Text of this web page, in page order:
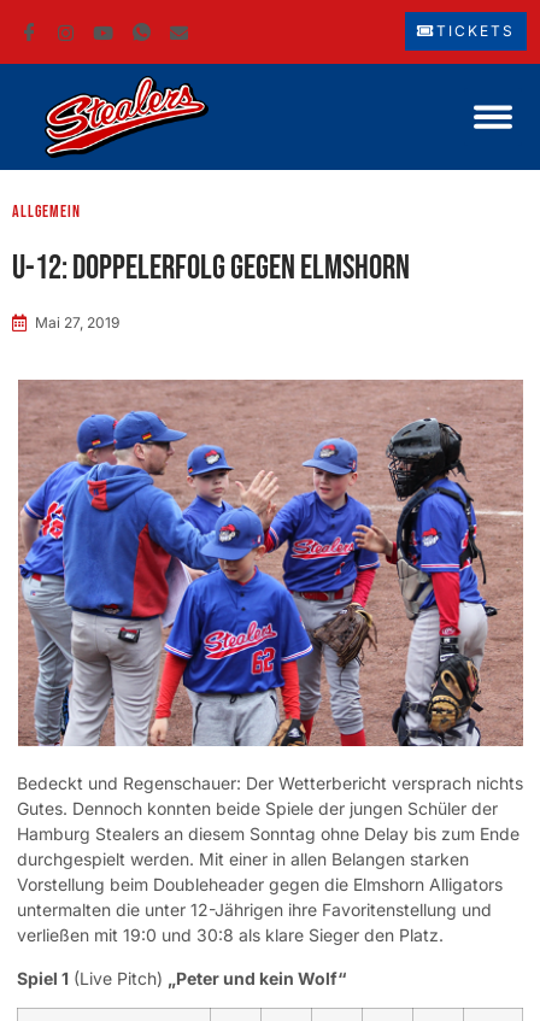
TICKETS
Allgemein
U-12: Doppelerfolg gegen Elmshorn
Mai 27, 2019
Bedeckt und Regenschauer: Der Wetterbericht versprach nichts
Gutes. Dennoch konnten beide Spiele der jungen Schüler der
Hamburg Stealers an diesem Sonntag ohne Delay bis zum Ende
durchgespielt werden. Mit einer in allen Belangen starken
Vorstellung beim Doubleheader gegen die Elmshorn Alligators
untermalten die unter 12-Jährigen ihre Favoritenstellung und
verließen mit 19:0 und 30:8 als klare Sieger den Platz.
Spiel 1 (Live Pitch) „Peter und kein Wolf“